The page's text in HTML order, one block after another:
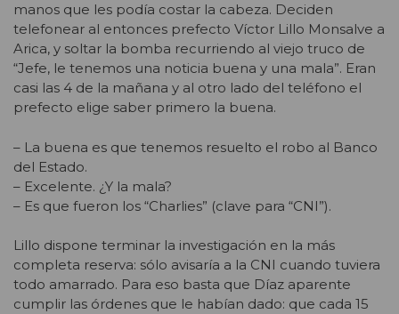
manos que les podía costar la cabeza. Deciden
telefonear al entonces prefecto Víctor Lillo Monsalve a
Arica, y soltar la bomba recurriendo al viejo truco de
“Jefe, le tenemos una noticia buena y una mala”. Eran
casi las 4 de la mañana y al otro lado del teléfono el
prefecto elige saber primero la buena.
– La buena es que tenemos resuelto el robo al Banco
del Estado.
– Excelente. ¿Y la mala?
– Es que fueron los “Charlies” (clave para “CNI”).
Lillo dispone terminar la investigación en la más
completa reserva: sólo avisaría a la CNI cuando tuviera
todo amarrado. Para eso basta que Díaz aparente
cumplir las órdenes que le habían dado: que cada 15